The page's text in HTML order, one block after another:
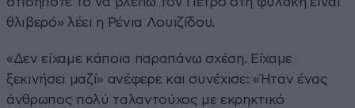
θλιβερό» λέει η Ρένια Λουιζίδου.
«Δεν είχαμε κάποια παραπάνω σχέση. Είχαμε
ξεκινήσει μαζί» ανέφερε και συνέχισε: «Ήταν ένας
άνθρωπος πολύ ταλαντούχος με εκρηκτικό